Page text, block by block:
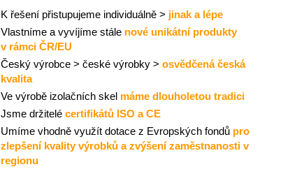
K řešení přistupujeme individuálně > jinak a lépe
Vlastníme a vyvíjíme stále nové unikátní produkty
v rámci ČR/EU
Český výrobce > české výrobky > osvědčená česká
kvalita
Ve výrobě izolačních skel máme dlouholetou tradici
Jsme držitelé certifikátů ISO a CE
Umíme vhodně využít dotace z Evropských fondů pro
zlepšení kvality výrobků a zvýšení zaměstnanosti v
regionu